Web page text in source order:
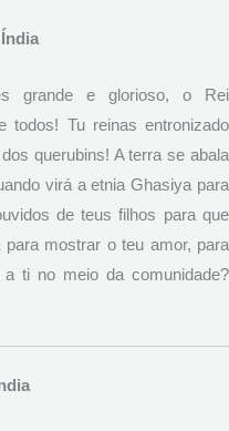
grande e glorioso, o Rei
todos! Tu reinas entronizado
querubins! A terra se abala
virá a etnia Ghasiya para
de teus filhos para que
mostrar o teu amor, para
ti no meio da comunidade?